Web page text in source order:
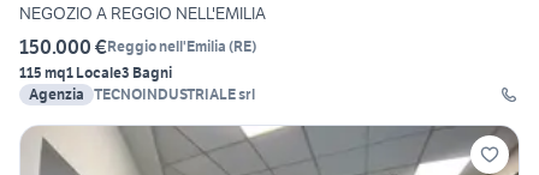
NEGOZIO A REGGIO NELL'EMILIA
150.000 €Reggio nell'Emilia (RE)
115 mq1 Locale3 Bagni
Agenzia TECNOINDUSTRIALE srl